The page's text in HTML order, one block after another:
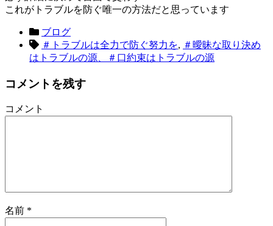
これがトラブルを防ぐ唯一の方法だと思っています
ブログ
＃トラブルは全力で防ぐ努力を, ＃曖昧な取り決め
はトラブルの源、＃口約束はトラブルの源
コメントを残す
コメント
名前 *